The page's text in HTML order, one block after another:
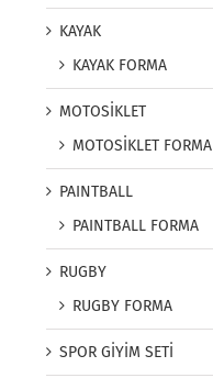
KAYAK
KAYAK FORMA
MOTOSİKLET
MOTOSİKLET FORMA
PAINTBALL
PAINTBALL FORMA
RUGBY
RUGBY FORMA
SPOR GİYİM SETİ